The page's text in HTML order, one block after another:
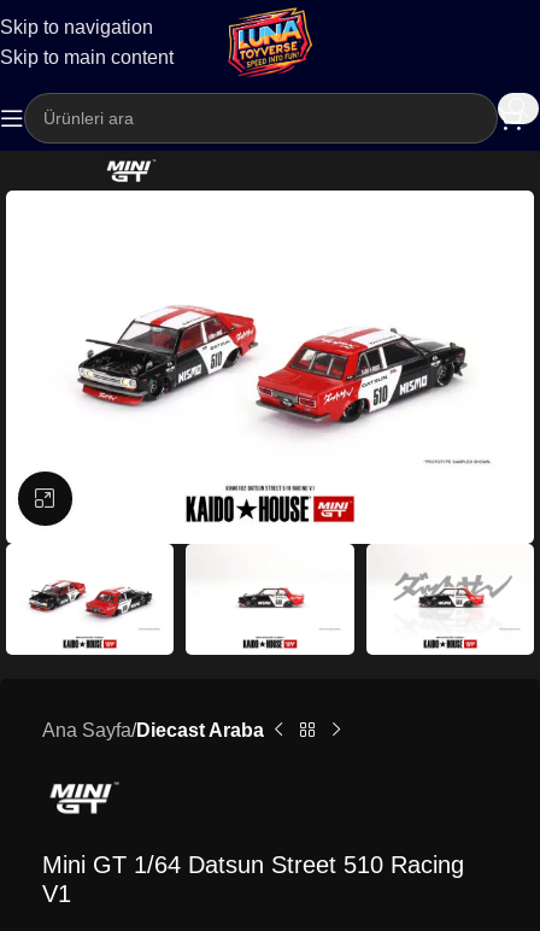
Skip to navigation
Skip to main content
Kargo
Büyütmek için tıklayın
Ana Sayfa Diecast Araba
Mini GT 1/64 Datsun Street 510 Racing
V1